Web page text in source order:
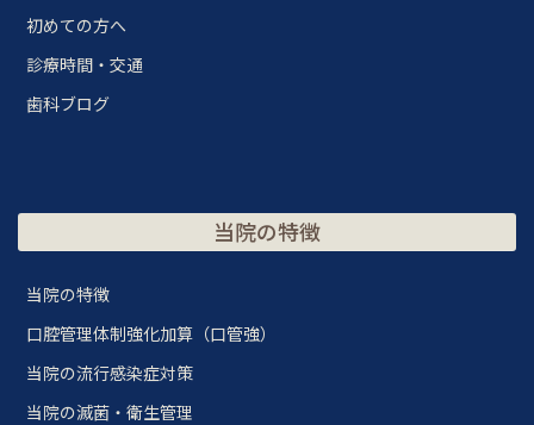
初めての方へ
診療時間・交通
歯科ブログ
当院の特徴
当院の特徴
口腔管理体制強化加算（口管強）
当院の流行感染症対策
当院の滅菌・衛生管理